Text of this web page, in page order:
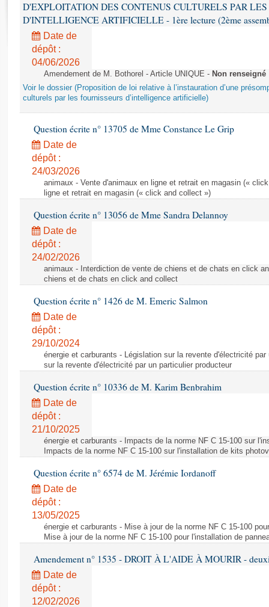
Rapports législatifs
Rapports sur l'application des lois
Baromètre de l’application des lois
Budget et sécurité sociale
Questions écrites et orales
Comptes rendus des débats
D'EXPLOITATION DES CONTENUS CULTURELS PAR LES
D'INTELLIGENCE ARTIFICIELLE - 1ère lecture (2ème
Date de
dépôt :
04/06/2026
Amendement de M. Bothorel - Article UNIQUE - Non renseigné
Voir le dossier (Proposition de loi relative à l’instauration d’une
culturels par les fournisseurs d’intelligence artificielle)
Question écrite n° 13705 de Mme Constance Le Grip
Date de
dépôt :
24/03/2026
animaux - Vente d'animaux en ligne et retrait en magasin («
ligne et retrait en magasin (« click and collect »)
Question écrite n° 13056 de Mme Sandra Delannoy
Date de
dépôt :
24/02/2026
animaux - Interdiction de vente de chiens et de chats en click
chiens et de chats en click and collect
Question écrite n° 1426 de M. Emeric Salmon
Date de
dépôt :
29/10/2024
énergie et carburants - Législation sur la revente d'électricité
sur la revente d'électricité par un particulier producteur
Question écrite n° 10336 de M. Karim Benbrahim
Date de
dépôt :
21/10/2025
énergie et carburants - Impacts de la norme NF C 15-100 sur
Impacts de la norme NF C 15-100 sur l'installation de kits
Question écrite n° 6574 de M. Jérémie Iordanoff
Date de
dépôt :
13/05/2025
énergie et carburants - Mise à jour de la norme NF C 15-100
Mise à jour de la norme NF C 15-100 pour l'installation de
Amendement n° 1535 - DROIT À L'AIDE À MOURIR -
Date de
dépôt :
12/02/2026